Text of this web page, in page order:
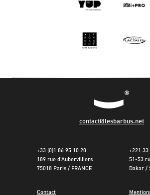
contact@lesbarbus.net
+33 (0)1 86 95 10 20
189 rue d’Aubervilliers
75018 Paris / FRANCE
+221 33
51-53
Dakar /
Contact